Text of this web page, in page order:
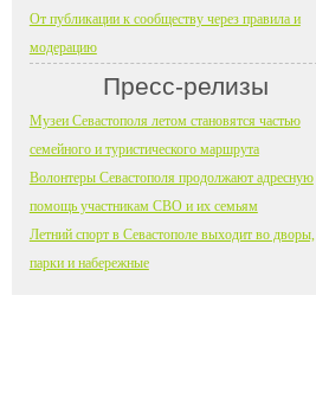
От публикации к сообществу через правила и
модерацию
Пресс-релизы
Музеи Севастополя летом становятся частью
семейного и туристического маршрута
Волонтеры Севастополя продолжают адресную
помощь участникам СВО и их семьям
Летний спорт в Севастополе выходит во дворы,
парки и набережные